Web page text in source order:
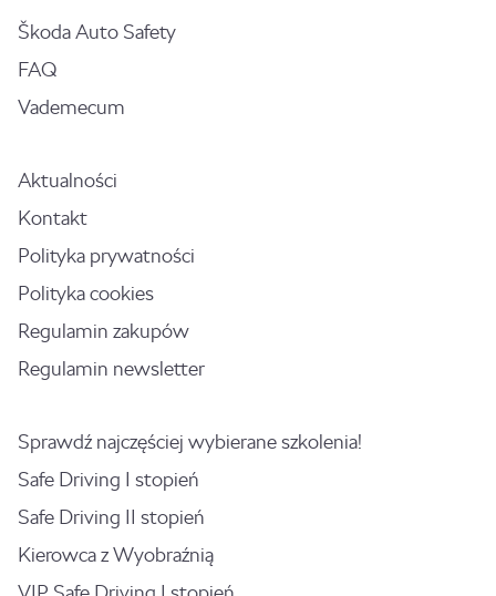
Škoda Auto Safety
FAQ
Vademecum
Aktualności
Kontakt
Polityka prywatności
Polityka cookies
Regulamin zakupów
Regulamin newsletter
Sprawdź najczęściej wybierane szkolenia!
Safe Driving I stopień
Safe Driving II stopień
Kierowca z Wyobraźnią